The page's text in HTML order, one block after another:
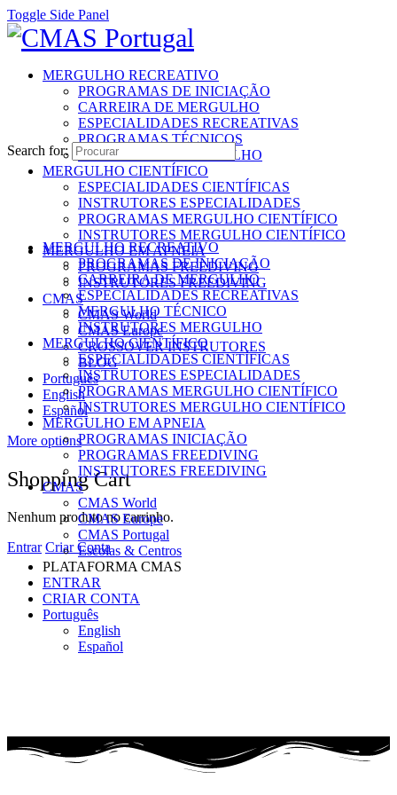
Toggle Side Panel
MERGULHO RECREATIVO
PROGRAMAS DE INICIAÇÃO
CARREIRA DE MERGULHO
ESPECIALIDADES RECREATIVAS
PROGRAMAS TÉCNICOS
INSTRUTORES MERGULHO
MERGULHO CIENTÍFICO
ESPECIALIDADES CIENTÍFICAS
INSTRUTORES ESPECIALIDADES
PROGRAMAS MERGULHO CIENTÍFICO
INSTRUTORES MERGULHO CIENTÍFICO
MERGULHO EM APNEIA
PROGRAMAS FREEDIVING
INSTRUTORES FREEDIVING
CMAS
CMAS World
CMAS Europe
CROSSOVER INSTRUTORES
BLOG
Português
English
Español
More options
Shopping Cart
Nenhum produto no carrinho.
Entrar Criar Conta
Search for:
MERGULHO RECREATIVO
PROGRAMAS DE INICIAÇÃO
CARREIRA DE MERGULHO
ESPECIALIDADES RECREATIVAS
MERGULHO TÉCNICO
INSTRUTORES MERGULHO
MERGULHO CIENTÍFICO
ESPECIALIDADES CIENTÍFICAS
INSTRUTORES ESPECIALIDADES
PROGRAMAS MERGULHO CIENTÍFICO
INSTRUTORES MERGULHO CIENTÍFICO
MERGULHO EM APNEIA
PROGRAMAS INICIAÇÃO
PROGRAMAS FREEDIVING
INSTRUTORES FREEDIVING
CMAS
CMAS World
CMAS Europe
CMAS Portugal
Escolas & Centros
PLATAFORMA CMAS
ENTRAR
CRIAR CONTA
Português
English
Español